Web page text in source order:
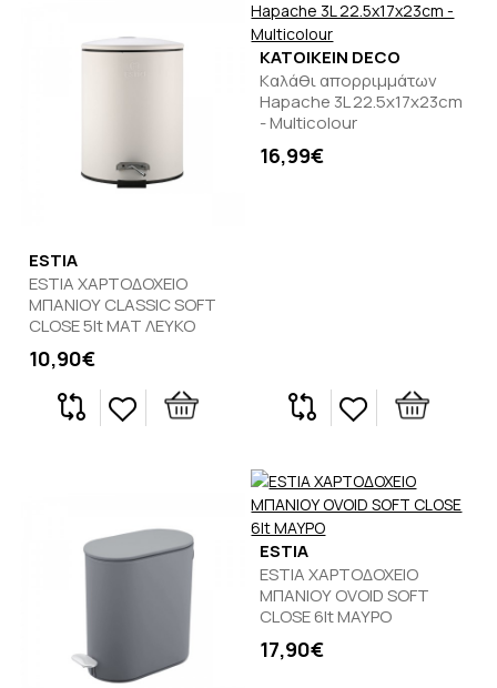
ESTIA
ESTIA ΧΑΡΤΟΔΟΧΕΙΟ
ΜΠΑΝΙΟΥ CLASSIC SOFT
CLOSE 5lt ΜΑΤ ΛΕΥΚΟ
10,90€
KATOIKEIN DECO
Kαλάθι απορριμμάτων
Hapache 3L 22.5x17x23cm
- Multicolour
16,99€
ESTIA
ESTIA ΧΑΡΤΟΔΟΧΕΙΟ
ΜΠΑΝΙΟΥ OVOID SOFT
CLOSE 6lt ΜΑΥΡΟ
17,90€